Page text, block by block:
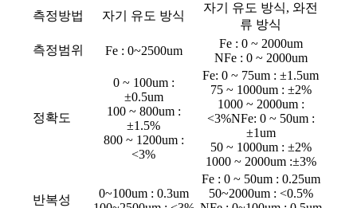
측정방법 자기 유도 방식
자기 유도 방식, 와전
류 방식
측정범위
Fe : 0~2500um
Fe : 0 ~ 2000um
NFe : 0 ~ 2000um
정확도
0 ~ 100um :
±0.5um
100 ~ 800um :
±1.5%
800 ~ 1200um :
<3%
Fe: 0 ~ 75um : ±1.5um
75 ~ 1000um : ±2%
1000 ~ 2000um :
<3%NFe: 0 ~ 50um :
±1um
50 ~ 1000um : ±2%
1000 ~ 2000um :±3%
반복성
0~100um : 0.3um
Fe : 0 ~ 50um : 0.25um
50~2000um : <0.5%